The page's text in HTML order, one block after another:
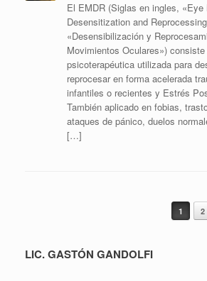
El EMDR (Siglas en ingles, «Eye
Desensitization and
«Desensibilización y
Movimientos Oculares»)
psicoterapéutica utilizada para
reprocesar en forma acelerada
infantiles o recientes y Estrés
También aplicado en fobias,
ataques de pánico, duelos
[…]
1 2
LIC. GASTÓN GANDOLFI